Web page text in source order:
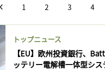
1 2 3 4
トップニュース
【EU】欧州投資銀行、
ッテリー電解槽一体型シス